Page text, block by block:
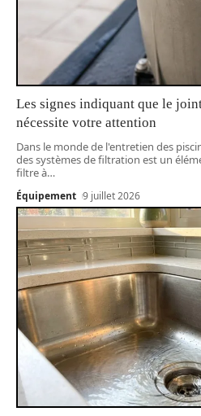
Les signes indiquant que le
nécessite votre attention
Dans le monde de l'entretien des
des systèmes de filtration est un
filtre à…
Équipement 9 juillet 2026